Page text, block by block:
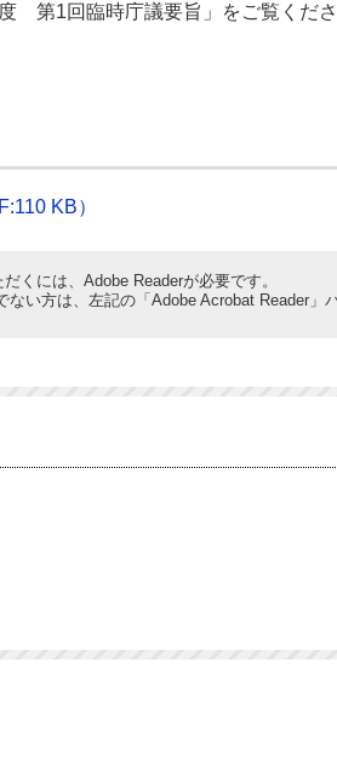
第1回臨時庁議要旨」をご覧くださ
KB）
くには、Adobe Readerが必要です。
ない方は、左記の「Adobe Acrobat Reader